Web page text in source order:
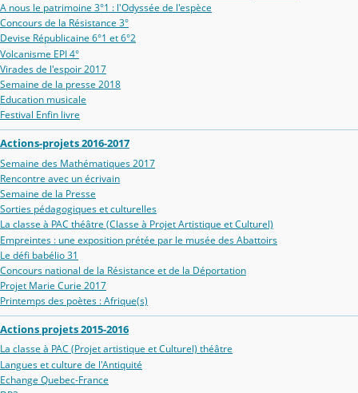
A nous le patrimoine 3°1 : l'Odyssée de l'espèce
Concours de la Résistance 3°
Devise Républicaine 6°1 et 6°2
Volcanisme EPI 4°
Virades de l'espoir 2017
Semaine de la presse 2018
Education musicale
Festival Enfin livre
Actions-projets 2016-2017
Semaine des Mathématiques 2017
Rencontre avec un écrivain
Semaine de la Presse
Sorties pédagogiques et culturelles
La classe à PAC théâtre (Classe à Projet Artistique et Culturel)
Empreintes : une exposition prétée par le musée des Abattoirs
Le défi babélio 31
Concours national de la Résistance et de la Déportation
Projet Marie Curie 2017
Printemps des poètes : Afrique(s)
Actions projets 2015-2016
La classe à PAC (Projet artistique et Culturel) théâtre
Langues et culture de l'Antiquité
Echange Quebec-France